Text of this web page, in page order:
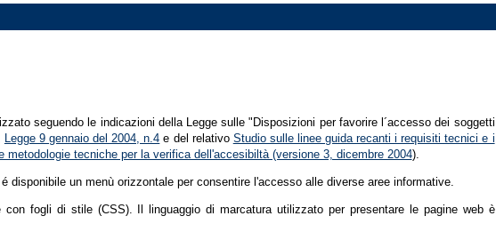
seguendo le indicazioni della Legge sulle "Disposizioni per favorire l´accesso dei soggetti
Legge 9 gennaio del 2004, n.4 e del relativo Studio sulle linee guida recanti i requisiti tecnici e i
tecniche per la verifica dell'accesibiltà (versione 3, dicembre 2004).
disponibile un menù orizzontale per consentire l'accesso alle diverse aree informative.
con fogli di stile (CSS). Il linguaggio di marcatura utilizzato per presentare le pagine web è